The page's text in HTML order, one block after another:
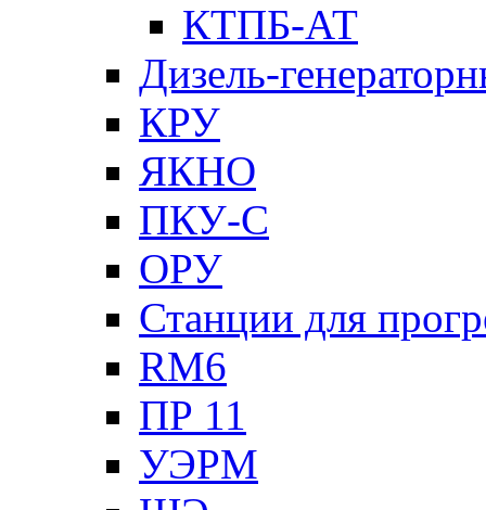
КТПБ-АТ
Дизель-
КРУ
ЯКНО
ПКУ-С
ОРУ
Станции для
RM6
ПР 11
УЭРМ